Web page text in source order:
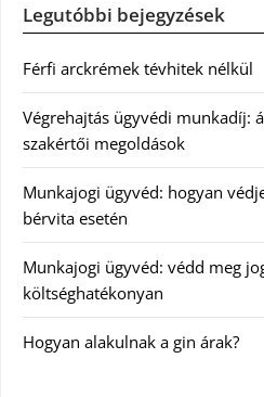
Legutóbbi bejegyzések
Férfi arckrémek tévhitek nélkül
Végrehajtás ügyvédi munkadíj:
szakértői megoldások
Munkajogi ügyvéd: hogyan
bérvita esetén
Munkajogi ügyvéd: védd meg
költséghatékonyan
Hogyan alakulnak a gin árak?